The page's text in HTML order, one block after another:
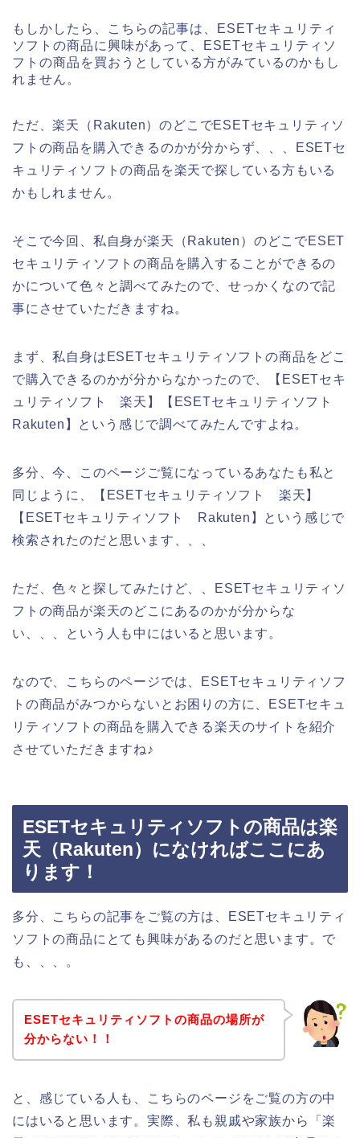
もしかしたら、こちらの記事は、ESETセキュリティ
ソフトの商品に興味があって、ESETセキュリティソ
フトの商品を買おうとしている方がみているのかもし
れません。
ただ、楽天（Rakuten）のどこでESETセキュリティソ
フトの商品を購入できるのかが分からず、、、ESETセ
キュリティソフトの商品を楽天で探している方もいる
かもしれません。
そこで今回、私自身が楽天（Rakuten）のどこでESET
セキュリティソフトの商品を購入することができるの
かについて色々と調べてみたので、せっかくなので記
事にさせていただきますね。
まず、私自身はESETセキュリティソフトの商品をどこ
で購入できるのかが分からなかったので、【ESETセキ
ュリティソフト 楽天】【ESETセキュリティソフト
Rakuten】という感じで調べてみたんですよね。
多分、今、このページご覧になっているあなたも私と
同じように、【ESETセキュリティソフト 楽天】
【ESETセキュリティソフト Rakuten】という感じで
検索されたのだと思います、、、
ただ、色々と探してみたけど、、ESETセキュリティソ
フトの商品が楽天のどこにあるのかが分からな
い、、、という人も中にはいると思います。
なので、こちらのページでは、ESETセキュリティソフ
トの商品がみつからないとお困りの方に、ESETセキュ
リティソフトの商品を購入できる楽天のサイトを紹介
させていただきますね♪
ESETセキュリティソフトの商品は楽
天（Rakuten）になければここにあ
ります！
多分、こちらの記事をご覧の方は、ESETセキュリティ
ソフトの商品にとても興味があるのだと思います。で
も、、、。
ESETセキュリティソフトの商品の場所が
分からない！！
と、感じている人も、こちらのページをご覧の方の中
にはいると思います。実際、私も親戚や家族から「楽